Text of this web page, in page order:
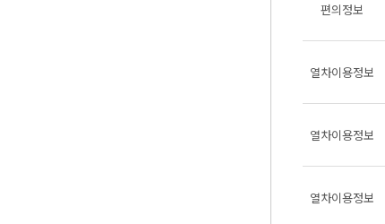
편의정보
열차이용정보
열차이용정보
열차이용정보